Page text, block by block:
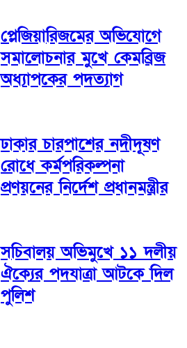
প্লেজিয়ারিজমের অভিযোগে
সমালোচনার মুখে কেমব্রিজ
অধ্যাপকের পদত্যাগ
ঢাকার চারপাশের নদীদূষণ
রোধে কর্মপরিকল্পনা
প্রণয়নের নির্দেশ প্রধানমন্ত্রীর
সচিবালয় অভিমুখে ১১ দলীয়
ঐক্যের পদযাত্রা আটকে দিল
পুলিশ